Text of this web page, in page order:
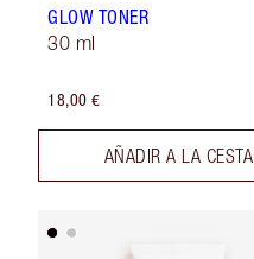
GLOW TONER
30 ml
18,00 €
AÑADIR A LA CESTA